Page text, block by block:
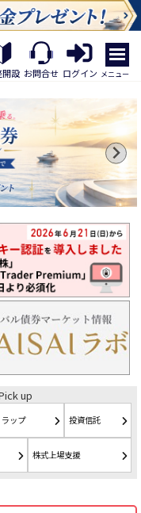
開設 お問合せ ログイン
繝｡
繝
九
繝
ｼ
繧
帝
幕
縺
�
メニュー
up
ラップ 投資信託
株式上場支援